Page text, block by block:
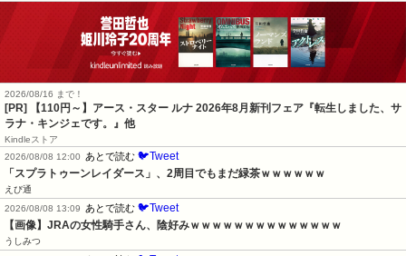
2026/08/16 まで！
[PR] 【110円～】アース・スター ルナ 2026年8月新刊フェア『転生しました、サ
ラナ・キンジェです。』他
Kindleストア
2026/08/08 12:00
あとで読む 🐦Tweet
「スプラトゥーンレイダース」、2周目でもまだ緑茶ｗｗｗｗｗｗ
えび通
2026/08/08 13:09
あとで読む 🐦Tweet
【画像】JRAの女性騎手さん、陰好みｗｗｗｗｗｗｗｗｗｗｗｗｗｗ
うしみつ